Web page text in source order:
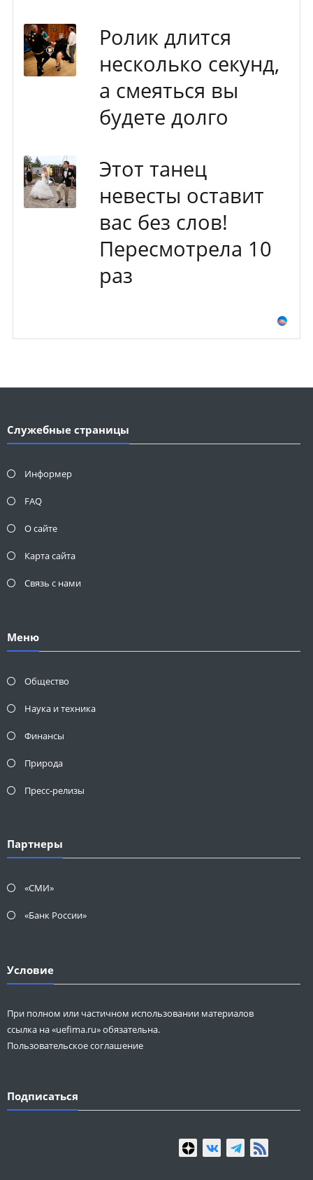
Ролик длится
несколько секунд,
а смеяться вы
будете долго
Этот танец
невесты оставит
вас без слов!
Пересмотрела 10
раз
Служебные страницы
Информер
FAQ
О сайте
Карта сайта
Связь с нами
Меню
Общество
Наука и техника
Финансы
Природа
Пресс-релизы
Партнеры
«СМИ»
«Банк России»
Условие
При полном или частичном использовании материалов
ссылка на «uefima.ru» обязательна.
Пользовательское соглашение
Подписаться